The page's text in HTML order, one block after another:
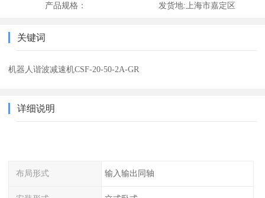
产品规格： 发货地: 上海市嘉定区
关键词
机器人谐波减速机CSF-20-50-2A-GR
详细说明
布局形式 输入输出同轴